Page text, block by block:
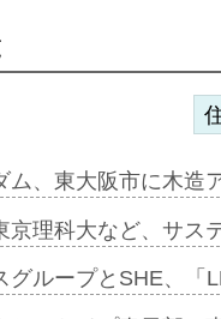
ム、東大阪市に木
京理科大など、サ
グループとSHE、